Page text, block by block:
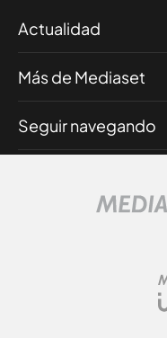
Actualidad
Más de Mediaset
Seguir navegando